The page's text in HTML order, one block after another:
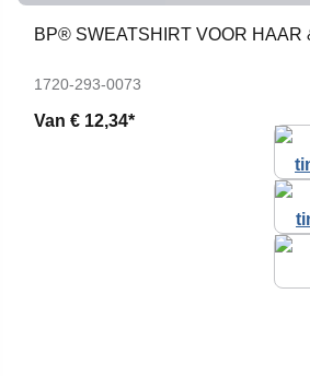
BP® SWEATSHIRT VOOR HAAR
1720-293-0073
Van € 12,34*